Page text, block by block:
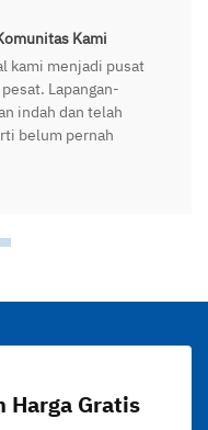
Kami
kami menjadi pusat
Lapangan-
indah dan telah
belum pernah
Harga Gratis